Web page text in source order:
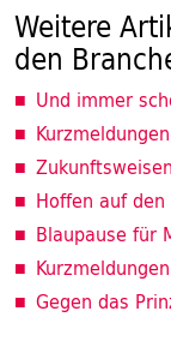
Weitere
den
Und immer
Kurzmeldungen
Hoffen auf
Blaupause für
Kurzmeldungen
Gegen das